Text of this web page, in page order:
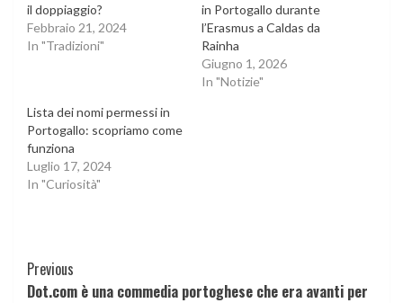
il doppiaggio?
Febbraio 21, 2024
In "Tradizioni"
in Portogallo durante
l’Erasmus a Caldas da
Rainha
Giugno 1, 2026
In "Notizie"
Lista dei nomi permessi in
Portogallo: scopriamo come
funziona
Luglio 17, 2024
In "Curiosità"
Continue
Previous
Dot.com è una commedia portoghese che era avanti per